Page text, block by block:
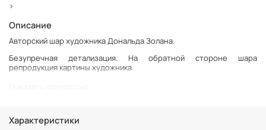
>
Описание
Авторский шар художника Дональда Золана.
Безупречная детализация. На обратной стороне шара
репродукция картины художника.
Характеристики